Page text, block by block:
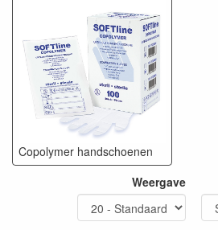
Copolymer handschoenen
Weergave